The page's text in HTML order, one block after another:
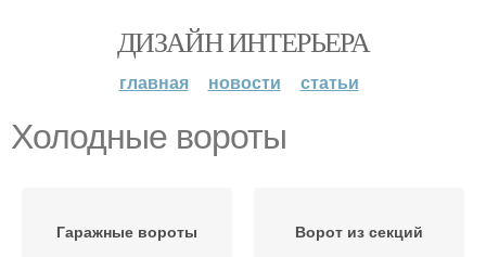
ДИЗАЙН ИНТЕРЬЕРА
главная новости статьи
Холодные вороты
Гаражные вороты Ворот из секций